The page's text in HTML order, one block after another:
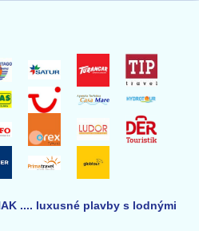
.... luxusné plavby s lodnými